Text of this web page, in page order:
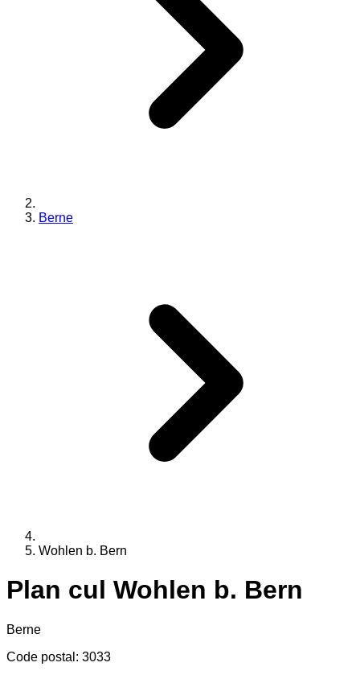
Berne
Wohlen b. Bern
Plan cul Wohlen b. Bern
Berne
Code postal : 3033